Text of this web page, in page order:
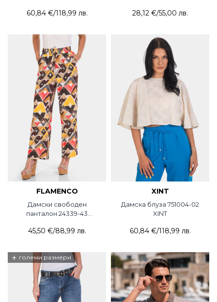
60,84 €/118,99 лв. 28,12 €/55,00 лв.
FLAMENCO
Дамски свободен
панталон 24339-43
45,50 €/88,99 лв.
XINT
Дамска блуза 751004-02
XINT
60,84 €/118,99 лв.
+ големи размери